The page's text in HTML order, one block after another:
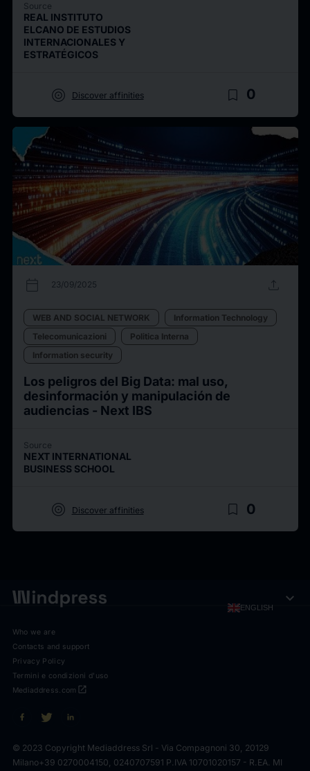
Source
REAL INSTITUTO
ELCANO DE ESTUDIOS
INTERNACIONALES Y
ESTRATÉGICOS
target Discover affinities bookmark_border 0
calendar_today 23/09/2025 upload
WEB AND SOCIAL NETWORK
Information Technology
Telecomunicazioni
Politica Interna
Information security
Los peligros del Big Data: mal uso,
desinformación y manipulación de
audiencias - Next IBS
Source
NEXT INTERNATIONAL
BUSINESS SCHOOL
target Discover affinities bookmark_border 0
ENGLISH expand_more
Who we are
Contacts and support
Privacy Policy
Termini e condizioni d'uso
open_in_new
Mediaddress.com
© 2023 Copyright Mediaddress Srl - Via Compagnoni 30, 20129
Milano+39 0270004150, 0240707591 P.IVA 10701020157 - R.EA. MI